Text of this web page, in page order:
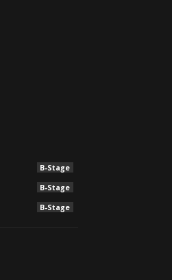
B-Stage
B-Stage
B-Stage